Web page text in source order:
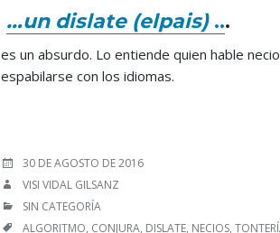
…un dislate (elpais)...
es un absurdo. Lo entiende quien hable
espabilarse con los idiomas.
POSTED
30 DE AGOSTO DE 2016
AUTHOR
VISI VIDAL GILSANZ
CATEGORIES
SIN CATEGORÍA
TAGS
ALGORITMO, CONJURA, DISLATE, NECIOS,